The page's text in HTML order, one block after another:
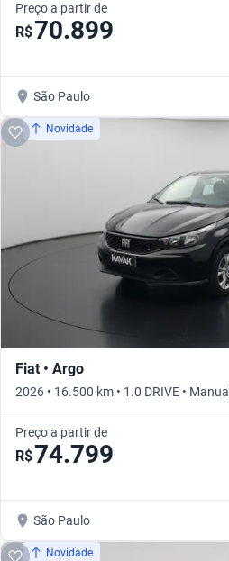
Preço a partir de
R$70.899
São Paulo
Novidade
Fiat • Argo
2026 • 16.500 km • 1.0 DRIVE • Manual
Preço a partir de
R$74.799
São Paulo
Novidade